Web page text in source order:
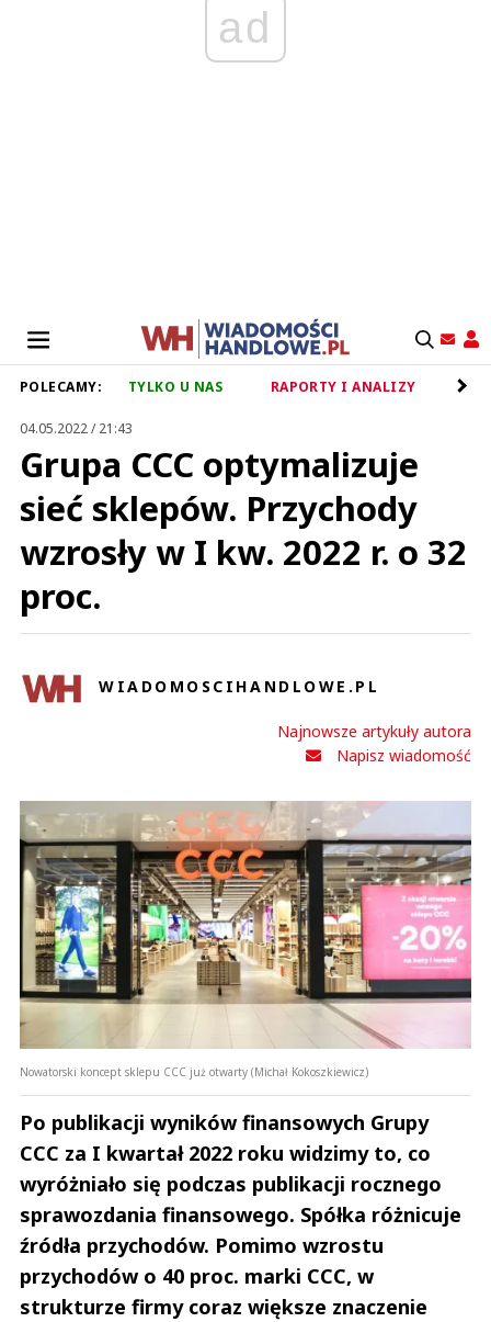
ad
POLECAMY: TYLKO U NAS RAPORTY I ANALIZY
04.05.2022 / 21:43
Grupa CCC optymalizuje
sieć sklepów. Przychody
wzrosły w I kw. 2022 r. o 32
proc.
WIADOMOSCIHANDLOWE.PL
Najnowsze artykuły autora
Napisz wiadomość
Nowatorski koncept sklepu CCC już otwarty (Michał Kokoszkiewicz)
Po publikacji wyników finansowych Grupy
CCC za I kwartał 2022 roku widzimy to, co
wyróżniało się podczas publikacji rocznego
sprawozdania finansowego. Spółka różnicuje
źródła przychodów. Pomimo wzrostu
przychodów o 40 proc. marki CCC, w
strukturze firmy coraz większe znaczenie